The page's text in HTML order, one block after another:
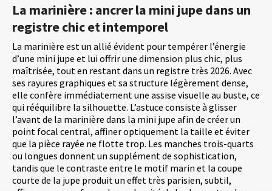
La marinière : ancrer la mini jupe dans un
registre chic et intemporel
La marinière est un allié évident pour tempérer l’énergie
d’une mini jupe et lui offrir une dimension plus chic, plus
maîtrisée, tout en restant dans un registre très 2026. Avec
ses rayures graphiques et sa structure légèrement dense,
elle confère immédiatement une assise visuelle au buste, ce
qui rééquilibre la silhouette. L’astuce consiste à glisser
l’avant de la marinière dans la mini jupe afin de créer un
point focal central, affiner optiquement la taille et éviter
que la pièce rayée ne flotte trop. Les manches trois-quarts
ou longues donnent un supplément de sophistication,
tandis que le contraste entre le motif marin et la coupe
courte de la jupe produit un effet très parisien, subtil,